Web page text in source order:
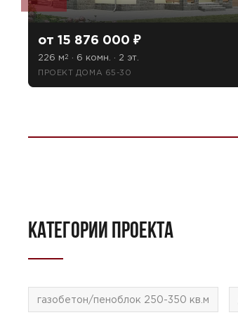
от 15 876 000 ₽
226 м2 · 6 комн. · 2 эт.
ПРОЕКТ ДОМА 65-30
КАТЕГОРИИ ПРОЕКТА
газобетон/пеноблок 250-350 кв.м